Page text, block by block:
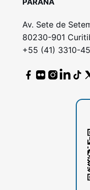
Av. Sete de
80230-901
+55 (41) 3310-